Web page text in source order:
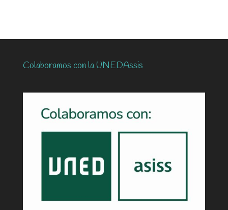
Colaboramos con la UNEDAssis